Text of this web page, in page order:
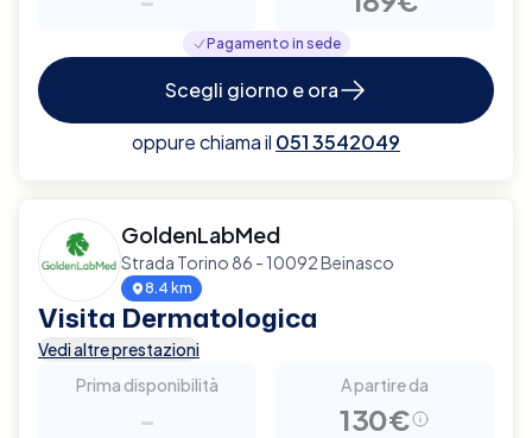
Pagamento in sede
Scegli giorno e ora
oppure chiama il 051 3542049
GoldenLabMed
Strada Torino 86 - 10092 Beinasco
8.4 km
Visita Dermatologica
Vedi altre prestazioni
Prima disponibilità
-
A partire da
130€